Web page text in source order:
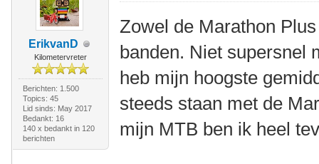
ErikvanD
Kilometervreter
Berichten: 1.500
Topics: 45
Lid sinds: May 2017
Bedankt: 16
140 x bedankt in 120
berichten
Zowel de Marathon
banden. Niet supersnel
heb mijn hoogste
steeds staan met de
mijn MTB ben ik heel